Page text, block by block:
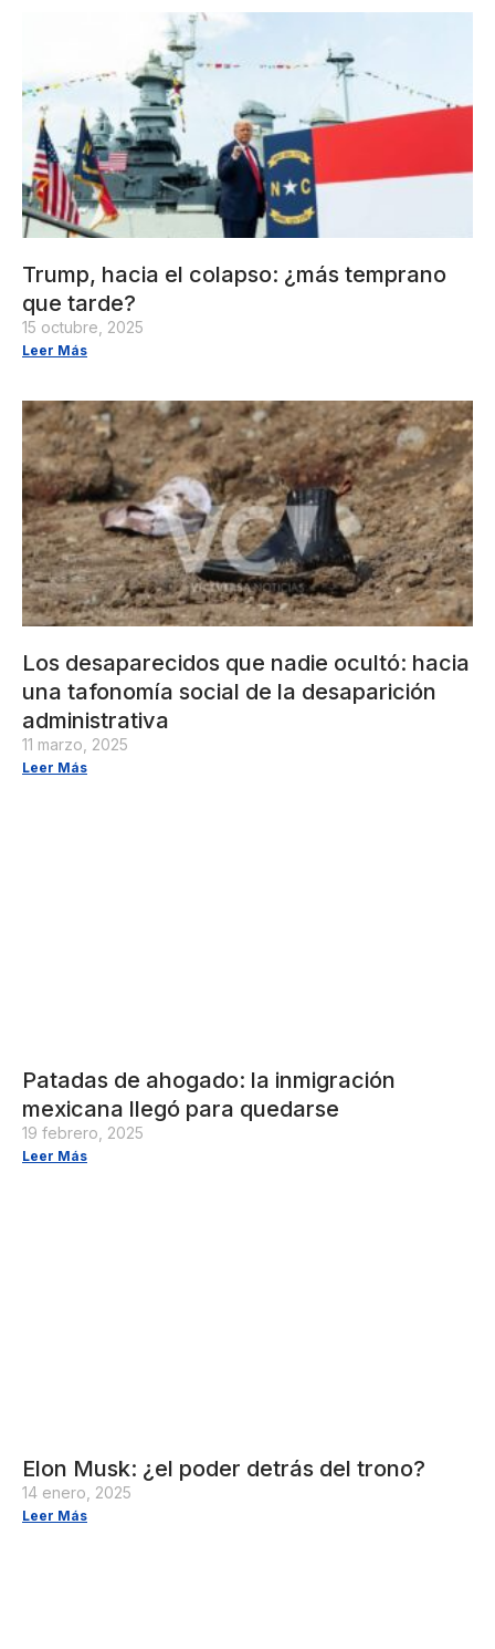
Trump, hacia el colapso: ¿más temprano
que tarde?
15 octubre, 2025
Leer Más
Los desaparecidos que nadie ocultó: hacia
una tafonomía social de la desaparición
administrativa
11 marzo, 2025
Leer Más
Patadas de ahogado: la inmigración
mexicana llegó para quedarse
19 febrero, 2025
Leer Más
Elon Musk: ¿el poder detrás del trono?
14 enero, 2025
Leer Más